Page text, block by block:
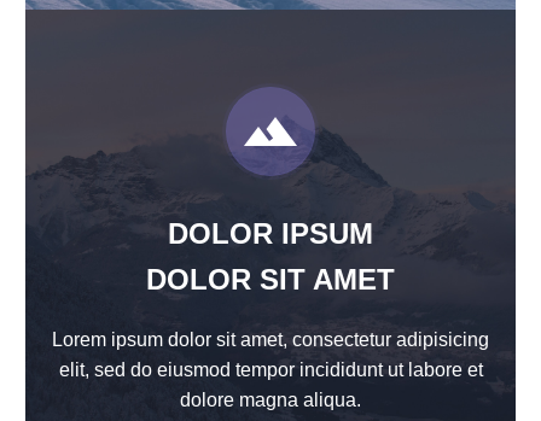


DOLOR IPSUM
DOLOR SIT AMET
Lorem ipsum dolor sit amet, consectetur adipisicing
elit, sed do eiusmod tempor incididunt ut labore et
dolore magna aliqua.